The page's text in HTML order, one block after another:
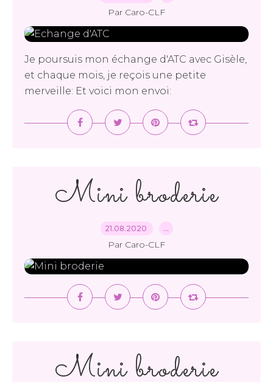
Par Caro-CLF
Je poursuis mon échange d'ATC avec Gisèle,
et chaque mois, je reçois une petite
merveille: Et voici mon envoi:
Mini broderie
21.08.2020 …
Par Caro-CLF
Mini broderie